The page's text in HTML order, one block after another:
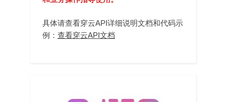
具体请查看穿云API详细说明文档和代码示
例： 查看穿云API文档